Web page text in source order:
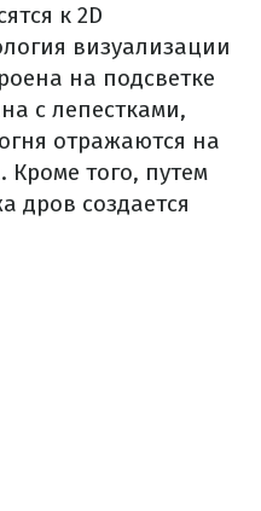
к 2D
визуализации
на подсветке
с лепестками,
отражаются на
того, путем
дров создается